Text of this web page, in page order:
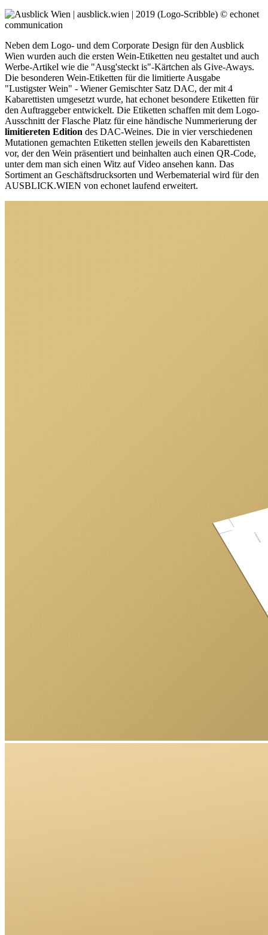
Neben dem Logo- und dem Corporate Design für den Ausblick
Wien wurden auch die ersten Wein-Etiketten neu gestaltet und auch
Werbe-Artikel wie die "Ausg'steckt is"-Kärtchen als Give-Aways.
Die besonderen Wein-Etiketten für die limitierte Ausgabe
"Lustigster Wein" - Wiener Gemischter Satz DAC, der mit 4
Kabarettisten umgesetzt wurde, hat echonet besondere Etiketten für
den Auftraggeber entwickelt. Die Etiketten schaffen mit dem Logo-
Ausschnitt der Flasche Platz für eine händische Nummerierung der
limitiereten Edition des DAC-Weines. Die in vier verschiedenen
Mutationen gemachten Etiketten stellen jeweils den Kabarettisten
vor, der den Wein präsentiert und beinhalten auch einen QR-Code,
unter dem man sich einen Witz auf Video ansehen kann. Das
Sortiment an Geschäftsdrucksorten und Werbematerial wird für den
AUSBLICK.WIEN von echonet laufend erweitert.